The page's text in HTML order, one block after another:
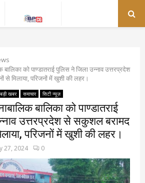
बालिका को पाण्डातराई पुलिस ने जिला उन्नाव उत्तरप्रदेश
मिलाया, परिजनों में खुशी की लहर।
बड़ी खबर समाचार सिटी न्यूज़
बालिका को पाण्डातराई
उत्तरप्रदेश से सकुशल बरामद
परिजनों में खुशी की लहर।
27, 2024 0